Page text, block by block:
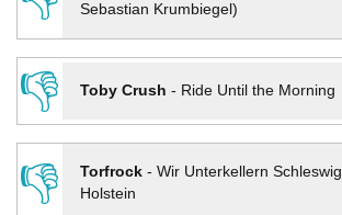
Sebastian Krumbiegel)
👎
Toby Crush - Ride Until the Morning
👎
Torfrock- Wir Unterkellern Schleswig
Holstein